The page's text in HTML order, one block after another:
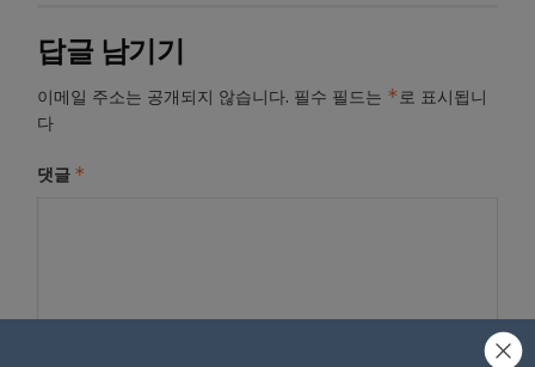
답글 남기기
이메일 주소는 공개되지 않습니다. 필수 필드는 *로 표시됩니
다
댓글 *